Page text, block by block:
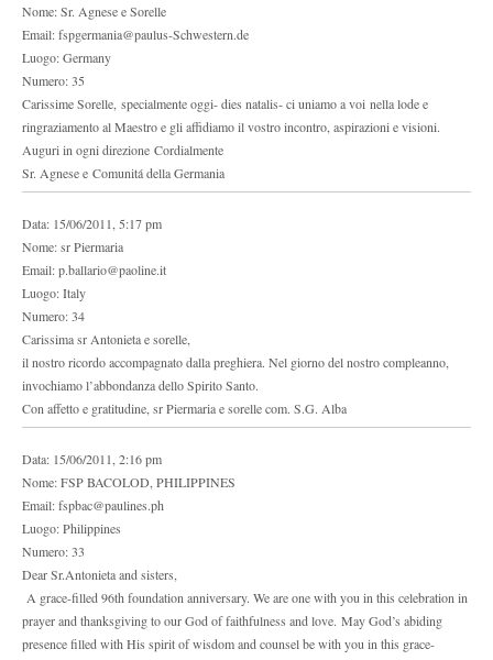
Nome: Sr. Agnese e Sorelle
Email: fspgermania@paulus-Schwestern.de
Luogo: Germany
Numero: 35
Carissime Sorelle, specialmente oggi- dies natalis- ci uniamo a voi nella lode e
ringraziamento al Maestro e gli affidiamo il vostro incontro, aspirazioni e visioni.
Auguri in ogni direzione Cordialmente
Sr. Agnese e Comunitá della Germania
Data: 15/06/2011, 5:17 pm
Nome: sr Piermaria
Email: p.ballario@paoline.it
Luogo: Italy
Numero: 34
Carissima sr Antonieta e sorelle,
il nostro ricordo accompagnato dalla preghiera. Nel giorno del nostro compleanno,
invochiamo l’abbondanza dello Spirito Santo.
Con affetto e gratitudine, sr Piermaria e sorelle com. S.G. Alba
Data: 15/06/2011, 2:16 pm
Nome: FSP BACOLOD, PHILIPPINES
Email: fspbac@paulines.ph
Luogo: Philippines
Numero: 33
Dear Sr.Antonieta and sisters,
A grace-filled 96th foundation anniversary. We are one with you in this celebration in
prayer and thanksgiving to our God of faithfulness and love. May God’s abiding
presence filled with His spirit of wisdom and counsel be with you in this grace-